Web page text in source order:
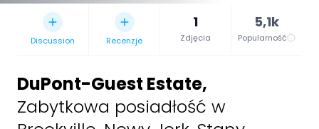
Discussion Recenzje
1
Zdjęcia
5,1k
Popularność
DuPont-Guest Estate,
Zabytkowa posiadłość w